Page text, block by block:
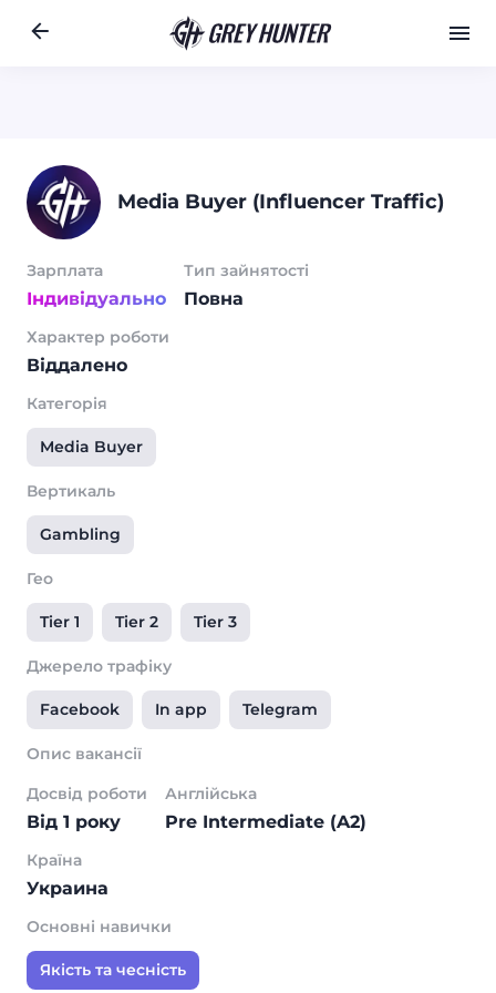
Media Buyer (Influencer Traffic)
Зарплата
Індивідуально
Тип зайнятості
Повна
Характер роботи
Віддалено
Категорія
Media Buyer
Вертикаль
Gambling
Гео
Tier 1 Tier 2 Tier 3
Джерело трафіку
Facebook In app Telegram
Опис вакансії
Досвід роботи
Від 1 року
Англійська
Pre Intermediate (A2)
Країна
Украина
Основні навички
Якість та чесність